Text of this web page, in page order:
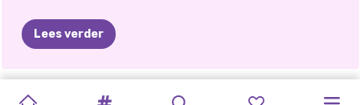
Voordat je de dansvloer op gaat, moet je ervoor zorgen dat je
gekozen beroemdheid er klaar voor is voor de rode loper! Als
hun persoonlijke visagist is het jouw taak om een look te
Kies je beroemdheid
– Wordt het de gedurfde Ariana, de
Lees verder
MIDDELBARE
MODE-
RIVALITEIT
FASHIONISTA'S BEROEMDHEID: HET